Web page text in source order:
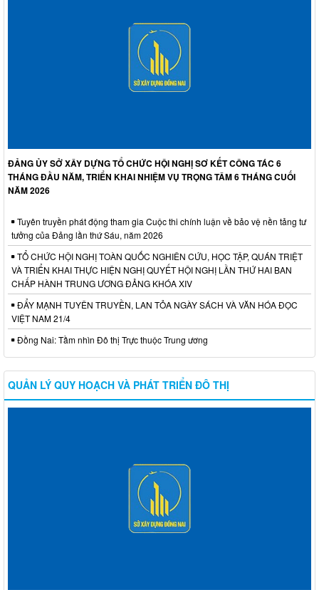
ĐẢNG ỦY SỞ XÂY DỰNG TỔ CHỨC HỘI NGHỊ SƠ KẾT CÔNG TÁC 6
THÁNG ĐẦU NĂM, TRIỂN KHAI NHIỆM VỤ TRỌNG TÂM 6 THÁNG CUỐI
NĂM 2026
Tuyên truyền phát động tham gia Cuộc thi chính luận về bảo vệ nền tảng tư
tưởng của Đảng lần thứ Sáu, năm 2026
TỔ CHỨC HỘI NGHỊ TOÀN QUỐC NGHIÊN CỨU, HỌC TẬP, QUÁN TRIỆT
VÀ TRIỂN KHAI THỰC HIỆN NGHỊ QUYẾT HỘI NGHỊ LẦN THỨ HAI BAN
CHẤP HÀNH TRUNG ƯƠNG ĐẢNG KHÓA XIV
ĐẨY MẠNH TUYÊN TRUYỀN, LAN TỎA NGÀY SÁCH VÀ VĂN HÓA ĐỌC
VIỆT NAM 21/4
Đồng Nai: Tầm nhìn Đô thị Trực thuộc Trung ương
QUẢN LÝ QUY HOẠCH VÀ PHÁT TRIỂN ĐÔ THỊ